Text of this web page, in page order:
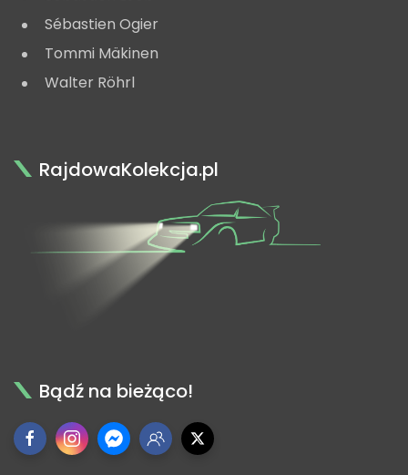
Sébastien Ogier
Tommi Mäkinen
Walter Röhrl
RajdowaKolekcja.pl
Bądź na bieżąco!